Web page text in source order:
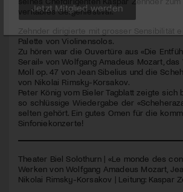
veritables Geigenfestival.
Zehnder dirigierte mit grosser Sensibilität
Palette von Violinensolos.
Zu hören war die Ouvertüre aus «Die
Serail» von Wolfgang Amadeus Mozart,
Moll op. 47 von Jean Sibelius und die
von Nikolai Rimsky-Korsakov.
Peter König vom Bieler Tagblatt zeigte sich
so schlüssige Wiedergabe der
selten gehört. Ein gutes Omen für die
Sinfoniekonzerte!
Theater Biel Solothurn | «Le monde des
Werken von Wolfgang Amadeus Mozart,
Nikolai Rimsky-Korsakov | Leitung: Kaspar
Jetzt Mitglied werden